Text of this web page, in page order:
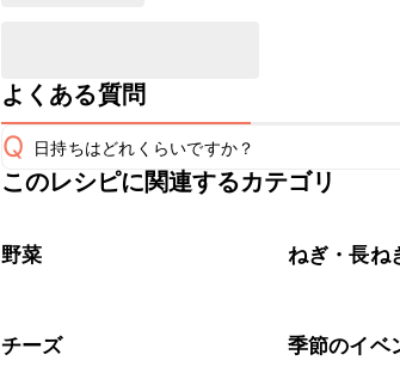
よくある質問
Q 日持ちはどれくらいですか？
保存期間は冷蔵で当日中が目安です。なるべく
※日持ちは目安です。
このレシピに関連するカテゴリ
野菜 ねぎ・長ね
チーズ 季節のイベ